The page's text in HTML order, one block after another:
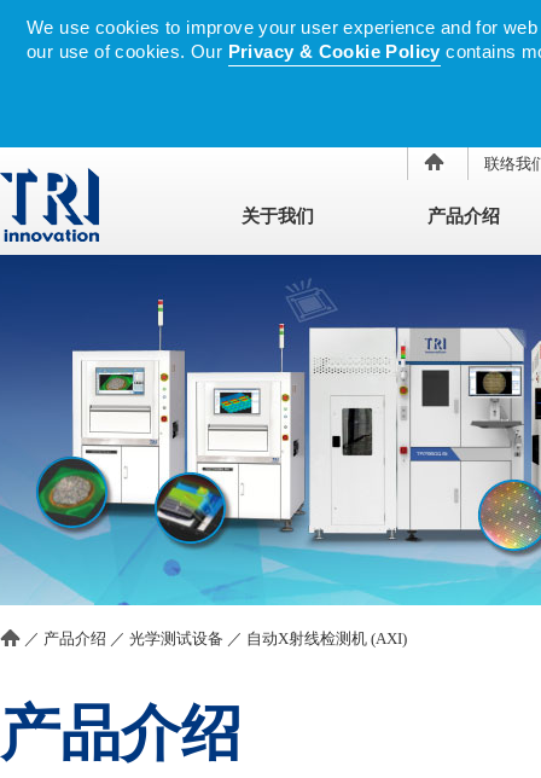
We use cookies to improve your user experience and for
our use of cookies. Our Privacy & Cookie Policy contains
联络我
关于我们 产品介绍
／ 产品介绍 ／ 光学测试设备 ／ 自动X射线检测机 (AXI)
产品介绍